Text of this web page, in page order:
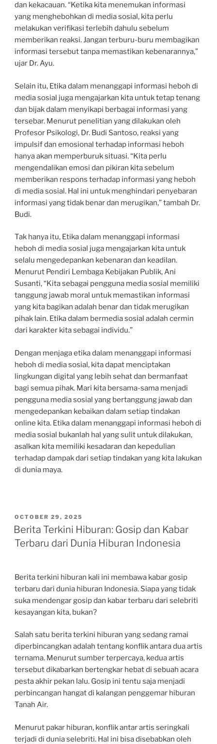
dan kekacauan. “Ketika kita menemukan informasi
yang menghebohkan di media sosial, kita perlu
melakukan verifikasi terlebih dahulu sebelum
memberikan reaksi. Jangan terburu-buru membagikan
informasi tersebut tanpa memastikan kebenarannya,”
ujar Dr. Ayu.
Selain itu, Etika dalam menanggapi informasi heboh di
media sosial juga mengajarkan kita untuk tetap tenang
dan bijak dalam menyikapi berbagai informasi yang
tersebar. Menurut penelitian yang dilakukan oleh
Profesor Psikologi, Dr. Budi Santoso, reaksi yang
impulsif dan emosional terhadap informasi heboh
hanya akan memperburuk situasi. “Kita perlu
mengendalikan emosi dan pikiran kita sebelum
memberikan respons terhadap informasi yang heboh
di media sosial. Hal ini untuk menghindari penyebaran
informasi yang tidak benar dan merugikan,” tambah Dr.
Budi.
Tak hanya itu, Etika dalam menanggapi informasi
heboh di media sosial juga mengajarkan kita untuk
selalu mengedepankan kebenaran dan keadilan.
Menurut Pendiri Lembaga Kebijakan Publik, Ani
Susanti, “Kita sebagai pengguna media sosial memiliki
tanggung jawab moral untuk memastikan informasi
yang kita bagikan adalah benar dan tidak merugikan
pihak lain. Etika dalam bermedia sosial adalah cermin
dari karakter kita sebagai individu.”
Dengan menjaga etika dalam menanggapi informasi
heboh di media sosial, kita dapat menciptakan
lingkungan digital yang lebih sehat dan bermanfaat
bagi semua pihak. Mari kita bersama-sama menjadi
pengguna media sosial yang bertanggung jawab dan
mengedepankan kebaikan dalam setiap tindakan
online kita. Etika dalam menanggapi informasi heboh di
media sosial bukanlah hal yang sulit untuk dilakukan,
asalkan kita memiliki kesadaran dan kepedulian
terhadap dampak dari setiap tindakan yang kita lakukan
di dunia maya.
POSTED
ON
OCTOBER 29, 2025
Berita Terkini Hiburan: Gosip dan Kabar
Terbaru dari Dunia Hiburan Indonesia
Berita terkini hiburan kali ini membawa kabar gosip
terbaru dari dunia hiburan Indonesia. Siapa yang tidak
suka mendengar gosip dan kabar terbaru dari selebriti
kesayangan kita, bukan?
Salah satu berita terkini hiburan yang sedang ramai
diperbincangkan adalah tentang konflik antara dua artis
ternama. Menurut sumber terpercaya, kedua artis
tersebut dikabarkan bertengkar hebat di sebuah acara
pesta akhir pekan lalu. Gosip ini tentu saja menjadi
perbincangan hangat di kalangan penggemar hiburan
Tanah Air.
Menurut pakar hiburan, konflik antar artis seringkali
terjadi di dunia selebriti. Hal ini bisa disebabkan oleh